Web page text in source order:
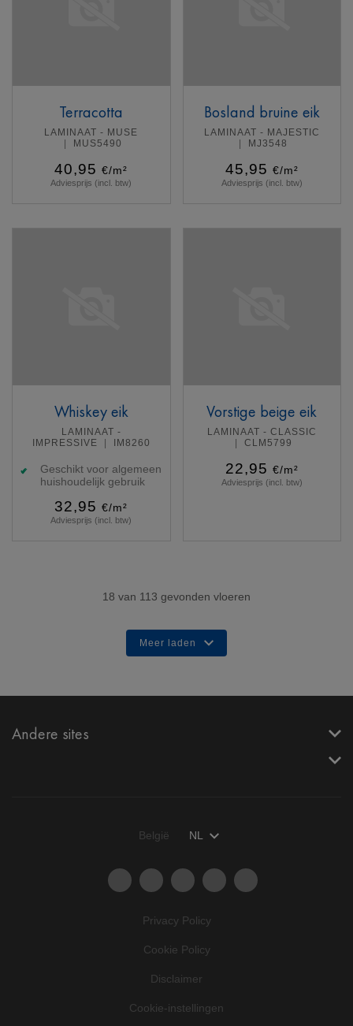
Terracotta
LAMINAAT - MUSE
MUS5490
40,95 €/m²
Adviesprijs (incl. btw)
Bosland bruine eik
LAMINAAT - MAJESTIC
MJ3548
45,95 €/m²
Adviesprijs (incl. btw)
Whiskey eik
LAMINAAT -
IMPRESSIVE
IM8260
Geschikt voor algemeen
huishoudelijk gebruik
32,95 €/m²
Adviesprijs (incl. btw)
Vorstige beige eik
LAMINAAT - CLASSIC
CLM5799
22,95 €/m²
Adviesprijs (incl. btw)
18 van 113 gevonden vloeren
Meer laden
Andere sites
Privacy Policy
Cookie Policy
Disclaimer
Cookie-instellingen
België NL